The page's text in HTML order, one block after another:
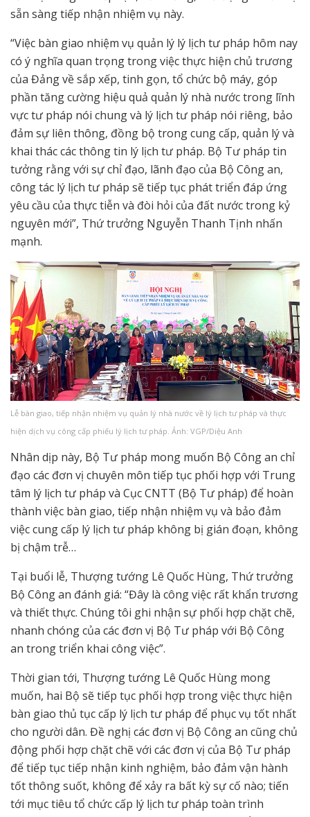
sẵn sàng tiếp nhận nhiệm vụ này.
“Việc bàn giao nhiệm vụ quản lý lý lịch tư pháp hôm nay
có ý nghĩa quan trọng trong việc thực hiện chủ trương
của Đảng về sắp xếp, tinh gọn, tổ chức bộ máy, góp
phần tăng cường hiệu quả quản lý nhà nước trong lĩnh
vực tư pháp nói chung và lý lịch tư pháp nói riêng, bảo
đảm sự liên thông, đồng bộ trong cung cấp, quản lý và
khai thác các thông tin lý lịch tư pháp. Bộ Tư pháp tin
tưởng rằng với sự chỉ đạo, lãnh đạo của Bộ Công an,
công tác lý lịch tư pháp sẽ tiếp tục phát triển đáp ứng
yêu cầu của thực tiễn và đòi hỏi của đất nước trong kỷ
nguyên mới”, Thứ trưởng Nguyễn Thanh Tịnh nhấn
mạnh.
Lễ bàn giao, tiếp nhận nhiệm vụ quản lý nhà nước về lý lịch tư pháp và thực
hiện dịch vụ công cấp phiếu lý lịch tư pháp. Ảnh: VGP/Diệu Anh
Nhân dịp này, Bộ Tư pháp mong muốn Bộ Công an chỉ
đạo các đơn vị chuyên môn tiếp tục phối hợp với Trung
tâm lý lịch tư pháp và Cục CNTT (Bộ Tư pháp) để hoàn
thành việc bàn giao, tiếp nhận nhiệm vụ và bảo đảm
việc cung cấp lý lịch tư pháp không bị gián đoạn, không
bị chậm trễ…
Tại buổi lễ, Thượng tướng Lê Quốc Hùng, Thứ trưởng
Bộ Công an đánh giá: “Đây là công việc rất khẩn trương
và thiết thực. Chúng tôi ghi nhận sự phối hợp chặt chẽ,
nhanh chóng của các đơn vị Bộ Tư pháp với Bộ Công
an trong triển khai công việc”.
Thời gian tới, Thượng tướng Lê Quốc Hùng mong
muốn, hai Bộ sẽ tiếp tục phối hợp trong việc thực hiện
bàn giao thủ tục cấp lý lịch tư pháp để phục vụ tốt nhất
cho người dân. Đề nghị các đơn vị Bộ Công an cũng chủ
động phối hợp chặt chẽ với các đơn vị của Bộ Tư pháp
để tiếp tục tiếp nhận kinh nghiệm, bảo đảm vận hành
tốt thông suốt, không để xảy ra bất kỳ sự cố nào; tiến
tới mục tiêu tổ chức cấp lý lịch tư pháp toàn trình